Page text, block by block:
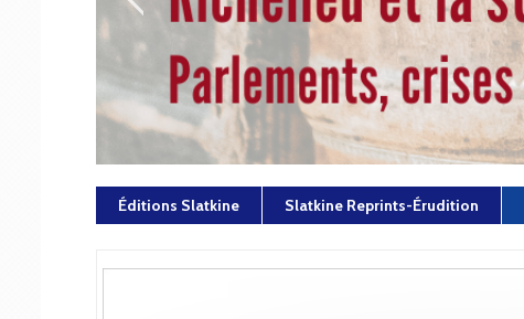
Éditions Slatkine Slatkine Reprints-Érudition